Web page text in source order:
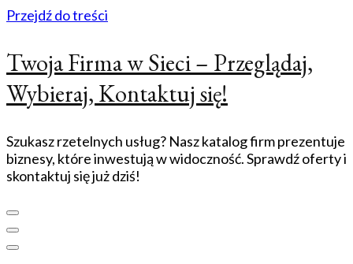
Przejdź do treści
Twoja Firma w Sieci – Przeglądaj,
Wybieraj, Kontaktuj się!
Szukasz rzetelnych usług? Nasz katalog firm prezentuje
biznesy, które inwestują w widoczność. Sprawdź oferty i
skontaktuj się już dziś!